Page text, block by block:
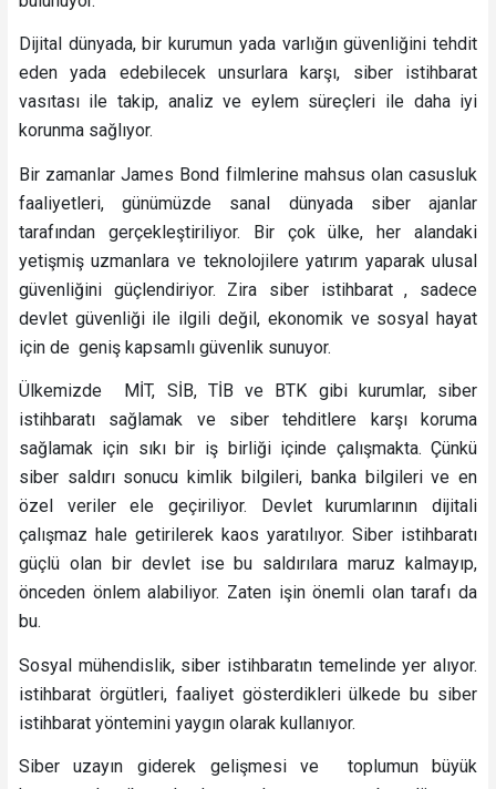
Dijital dünyada, bir kurumun yada varlığın güvenliğini tehdit
eden yada edebilecek unsurlara karşı, siber istihbarat
vasıtası ile takip, analiz ve eylem süreçleri ile daha iyi
korunma sağlıyor.
Bir zamanlar James Bond filmlerine mahsus olan casusluk
faaliyetleri, günümüzde sanal dünyada siber ajanlar
tarafından gerçekleştiriliyor. Bir çok ülke, her alandaki
yetişmiş uzmanlara ve teknolojilere yatırım yaparak ulusal
güvenliğini güçlendiriyor. Zira siber istihbarat , sadece
devlet güvenliği ile ilgili değil, ekonomik ve sosyal hayat
için de geniş kapsamlı güvenlik sunuyor.
Ülkemizde MİT, SİB, TİB ve BTK gibi kurumlar, siber
istihbaratı sağlamak ve siber tehditlere karşı koruma
sağlamak için sıkı bir iş birliği içinde çalışmakta. Çünkü
siber saldırı sonucu kimlik bilgileri, banka bilgileri ve en
özel veriler ele geçiriliyor. Devlet kurumlarının dijitali
çalışmaz hale getirilerek kaos yaratılıyor. Siber istihbaratı
güçlü olan bir devlet ise bu saldırılara maruz kalmayıp,
önceden önlem alabiliyor. Zaten işin önemli olan tarafı da
bu.
Sosyal mühendislik, siber istihbaratın temelinde yer alıyor.
istihbarat örgütleri, faaliyet gösterdikleri ülkede bu siber
istihbarat yöntemini yaygın olarak kullanıyor.
Siber uzayın giderek gelişmesi ve toplumun büyük